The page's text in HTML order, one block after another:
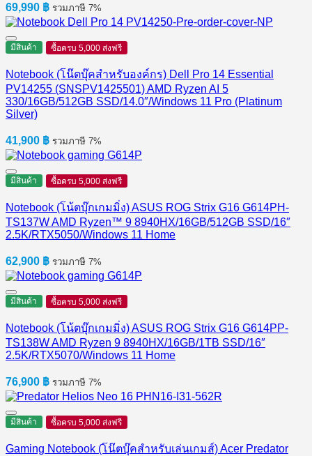
69,990 ฿ รวมภาษี 7%
มีสินค้า ซื้อครบ 5,000 ส่งฟรี
Notebook (โน๊ตบุ๊คสำหรับองค์กร) Dell Pro 14 Essential
PV14255 (SNSPV1425501) AMD Ryzen AI 5
330/16GB/512GB SSD/14.0″/Windows 11 Pro (Platinum
Silver)
41,900 ฿ รวมภาษี 7%
มีสินค้า ซื้อครบ 5,000 ส่งฟรี
Notebook (โน้ตบุ๊กเกมมิ่ง) ASUS ROG Strix G16 G614PH-
TS137W AMD Ryzen™ 9 8940HX/16GB/512GB SSD/16″
2.5K/RTX5050/Windows 11 Home
62,900 ฿ รวมภาษี 7%
มีสินค้า ซื้อครบ 5,000 ส่งฟรี
Notebook (โน้ตบุ๊กเกมมิ่ง) ASUS ROG Strix G16 G614PP-
TS138W AMD Ryzen 9 8940HX/16GB/1TB SSD/16″
2.5K/RTX5070/Windows 11 Home
76,900 ฿ รวมภาษี 7%
มีสินค้า ซื้อครบ 5,000 ส่งฟรี
Gaming Notebook (โน๊ตบุ๊คสำหรับเล่นเกมส์) Acer Predator